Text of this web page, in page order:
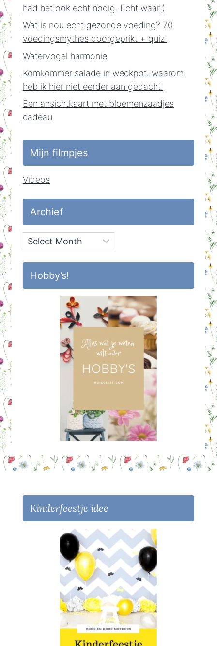
had het ook echt nodig. Echt waar!)
Wat is nou echt gezonde voeding? 70
voedingsmythes doorgeprikt + quiz!
Watervogel harmonie
Komkommer salade in weckpot: waarom
heb ik hier niet eerder aan gedacht!
Een ansichtkaart met bloemenzaadjes
cadeau
Mijn filmpjes
Videos
Archief
Archief
Hobby’s!
Kinderfeestje idee